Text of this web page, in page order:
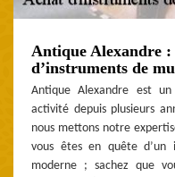
Antique Alexandre :
d’instruments de
Antique Alexandre est
activité depuis plusieurs
nous mettons notre
vous êtes en quête d’un
moderne ; sachez que